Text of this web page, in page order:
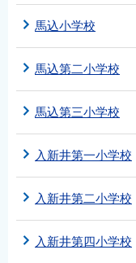
馬込小学校
馬込第二小学校
馬込第三小学校
入新井第一小学校
入新井第二小学校
入新井第四小学校